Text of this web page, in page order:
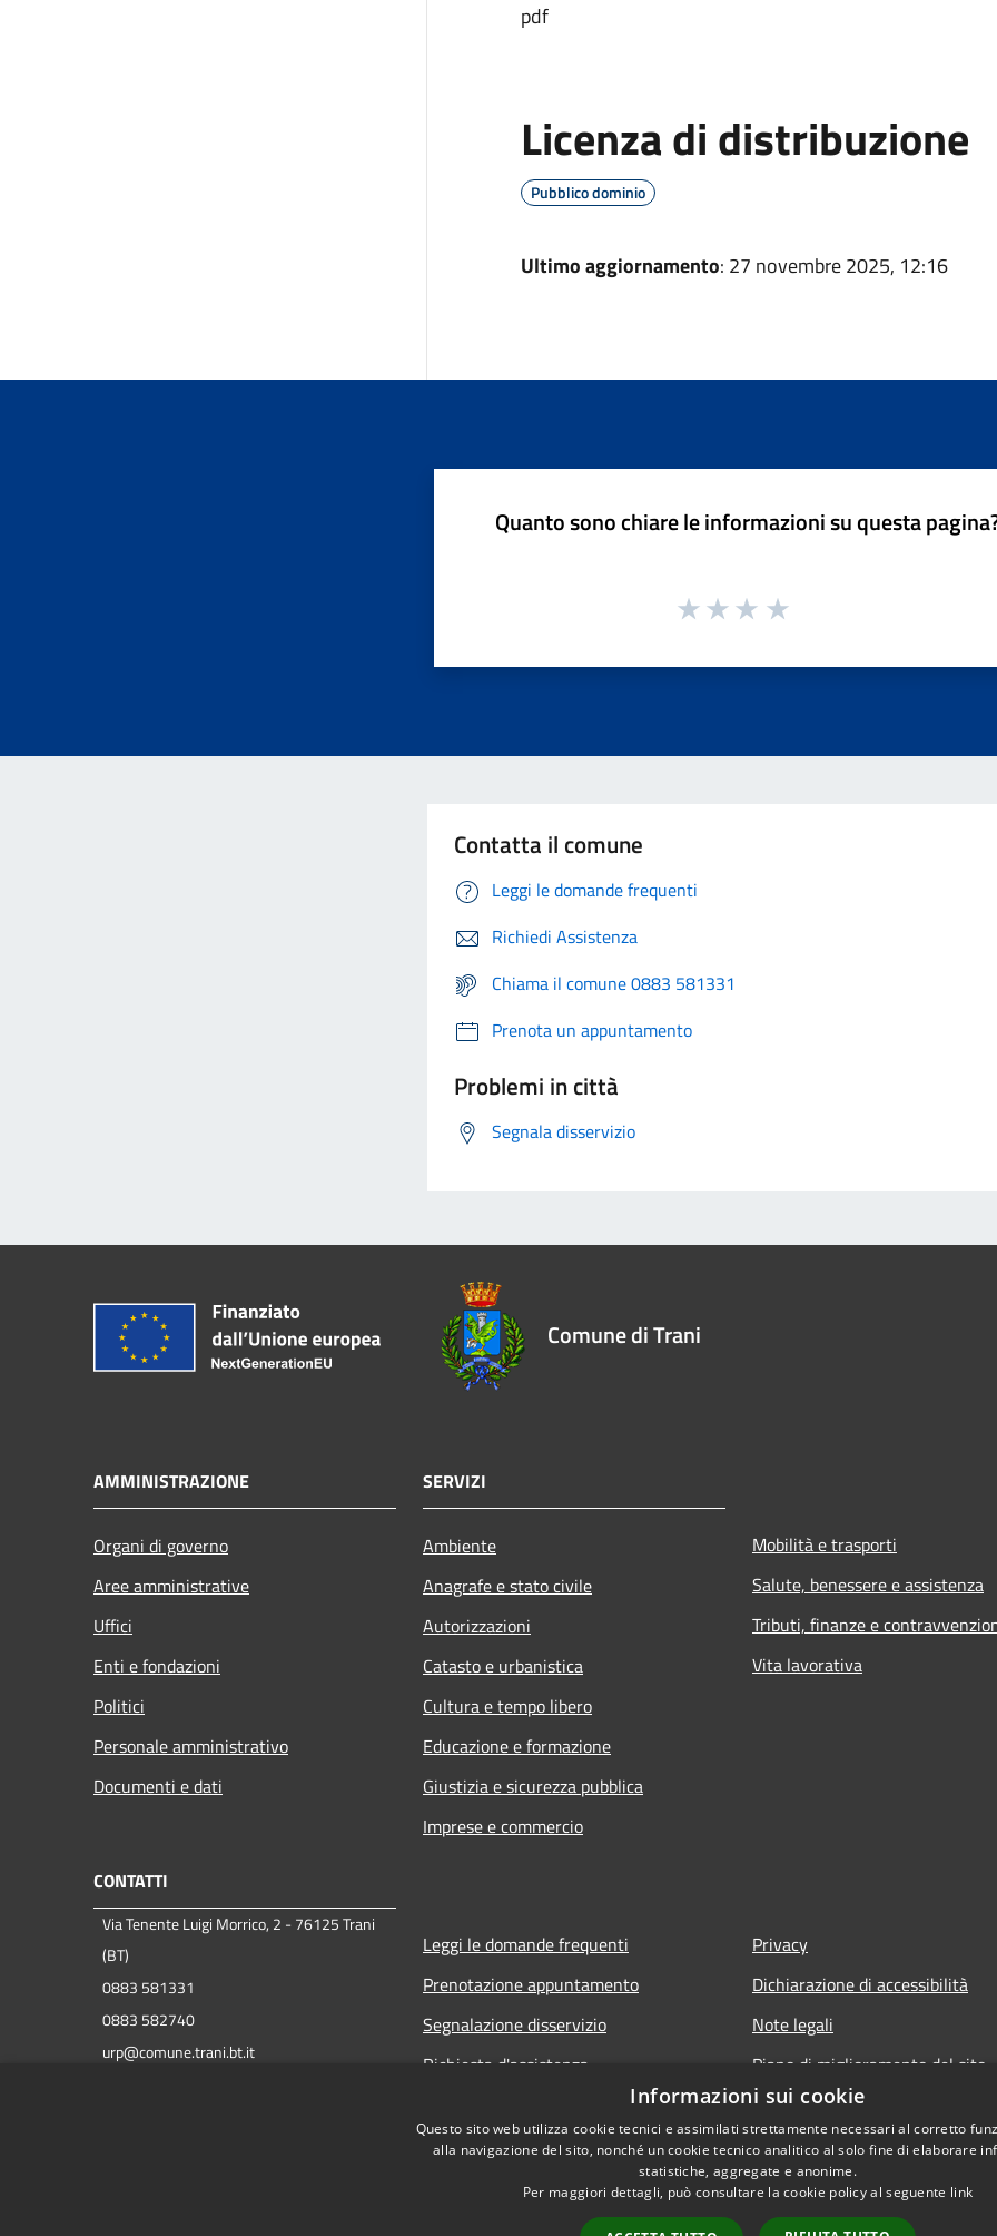
pdf
Licenza di distribuzione
Pubblico dominio
Ultimo aggiornamento: 27 novembre 2025, 12:16
Quanto sono chiare le informazioni su questa
Contatta il comune
Leggi le domande frequenti
Richiedi Assistenza
Chiama il comune 0883 581331
Prenota un appuntamento
Problemi in città
Segnala disservizio
Comune di Trani
AMMINISTRAZIONE
Organi di governo
Aree amministrative
Uffici
Enti e fondazioni
Politici
Personale amministrativo
Documenti e dati
SERVIZI
Ambiente
Anagrafe e stato civile
Autorizzazioni
Catasto e urbanistica
Cultura e tempo libero
Educazione e formazione
Giustizia e sicurezza pubblica
Imprese e commercio
Mobilità e trasporti
Salute, benessere e assistenza
Tributi, finanze e
Vita lavorativa
CONTATTI
Via Tenente Luigi Morrico, 2 - 76125 Trani
(BT)
0883 581331
0883 582740
urp@comune.trani.bt.it
Leggi le domande frequenti
Prenotazione appuntamento
Segnalazione disservizio
Richiesta d'assistenza
Privacy
Dichiarazione di accessibilità
Note legali
Piano di miglioramento del sito
Amministrazione trasparente
Albo Pretorio
Informazioni sui cookie
Questo sito web utilizza cookie tecnici e assimilati strettamente necessari al corretto
alla navigazione del sito, nonché un cookie tecnico analitico al solo fine di elaborare
statistiche, aggregate e anonime.
Per maggiori dettagli, può consultare la cookie policy al seguente link